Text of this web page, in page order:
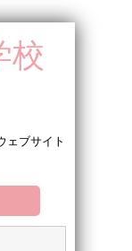
校
ェブサイト